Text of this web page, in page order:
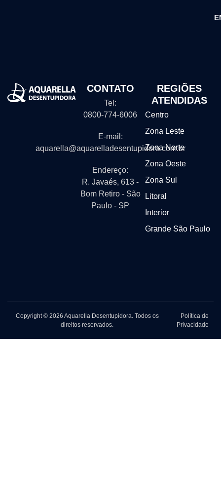
CONTATO
Tel:
0800-774-6006
E-mail:
aquarella@aquarelladesentupidora.com.br
Endereço:
R. Javaés, 613 -
Bom Retiro - São
Paulo - SP
REGIÕES
ATENDIDAS
Centro
Zona Leste
Zona Norte
Zona Oeste
Zona Sul
Litoral
Interior
Grande São Paulo
Copyright © 2026 Aquarella Desentupidora. Todos os
direitos reservados.
Política de
Privacidade